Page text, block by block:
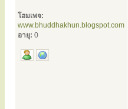
โฮมเพจ:
www.bhuddhakhun.blogspot.com
อายุ: 0